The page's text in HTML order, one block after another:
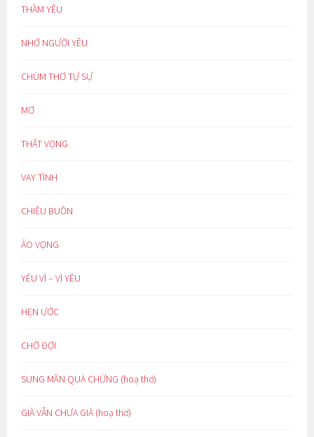
THẦM YÊU
NHỚ NGƯỜI YÊU
CHÙM THƠ TỰ SỰ
MƠ
THẤT VỌNG
VAY TÌNH
CHIỀU BUỒN
ẢO VỌNG
YÊU VÌ – VÌ YÊU
HẸN ƯỚC
CHỜ ĐỢI
SUNG MÃN QUÁ CHỪNG (hoạ thơ)
GIÀ VẪN CHƯA GIÀ (hoạ thơ)